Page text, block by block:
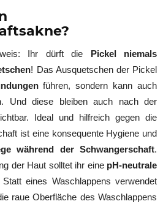
Ihr dürft die Pickel niemals
! Das Ausquetschen der Pickel
führen, sondern kann auch
Und diese bleiben auch nach der
Ideal und hilfreich gegen die
ist eine konsequente Hygiene und
während der Schwangerschaft.
der Haut solltet ihr eine pH-neutrale
eines Waschlappens verwendet
raue Oberfläche des Waschlappens